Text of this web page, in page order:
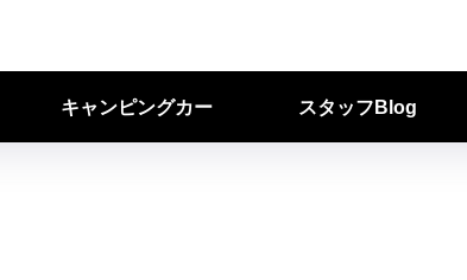
キャンピングカー スタッフBlog